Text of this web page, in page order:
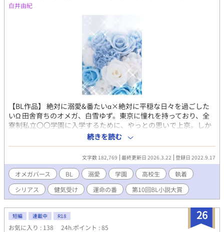
白井由紀
【BL作品】 絶対に溺愛&番たいα×絶対に平穏な日々を過ごした
いΩ 田舎育ちのオメガ、白雪ゆず。東京に憧れを持っており、全
寮制私立〇〇学園に入学するために、やっとの思いで上京。しか
し、私立〇〇学園にはカースト制度があり、ゆずは一般家庭で育
ったため最下位。ただでさえ、いじめられるのに、カースト1位の
人が運命の番だなんて…。ゆずは会いたくないのに、運命の番に
出会ってしまう…。やはり運命は変えられないのか！ 学園生活で
繰り広げられる身分差溺愛ストーリー♡ ★ハッピーエンド作品で
す ※この作品は、BL作品です。苦手な方はそっと回れ右してくだ
さい🙏 ※これは創作物です、都合がいいように解釈させていただ
くことがありますのでご了承ください🙇‍♂️ ※フィクション作品です
※誤字脱字は見つけ次第訂正しますが、脳内変換、受け流してく
れると幸いです
続きを読む
文字数 182,769 最終更新日 2026.3.22 登録日 2022.9.17
オメガバース BL 溺愛 学園 高校生
執着
シリアス
健気受け 運命の番 第10回BL小説大賞
26
短編 連載中 R18
お気に入り : 138 24h.ポイント : 85